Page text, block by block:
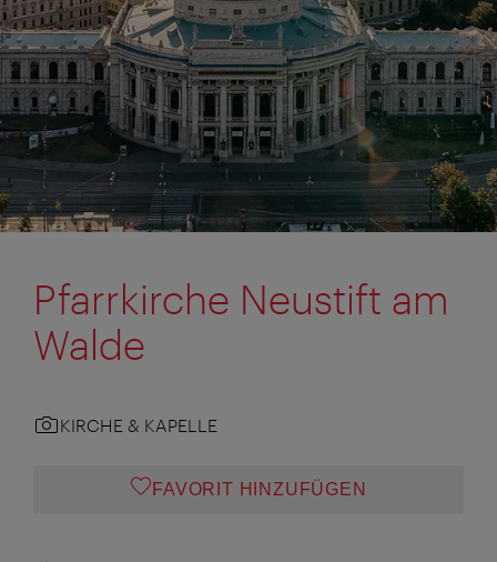
Pfarrkirche Neustift am
Walde
KIRCHE & KAPELLE
FAVORIT HINZUFÜGEN